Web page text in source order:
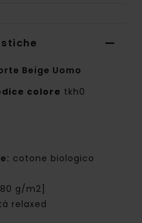
Beige Uomo
colore tkh0
cotone biologico
g/m2]
relaxed